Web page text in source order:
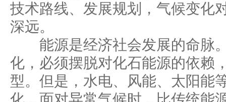
技术路线、发展规划，气候变化
深远。
能源是经济社会发展的命脉
化，必须摆脱对化石能源的依赖
型。但是，水电、风能、太阳能